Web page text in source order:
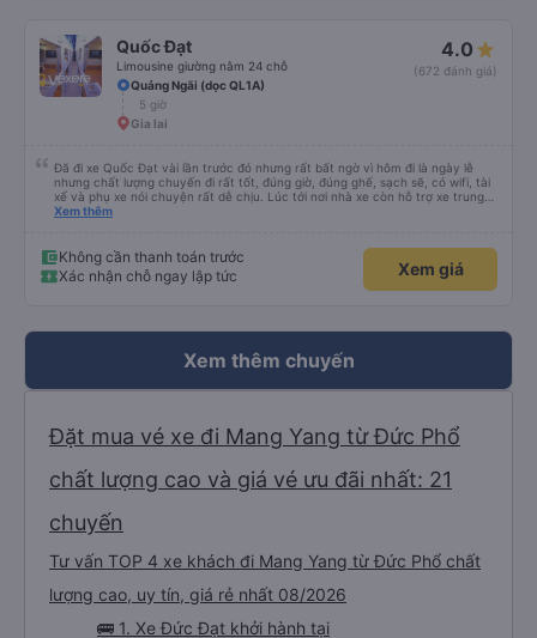
Quốc Đạt
Limousine giường nằm 24 chỗ
4.0
(672 đánh giá)
Quảng Ngãi (dọc QL1A)
5 giờ
Gia lai
Đã đi xe Quốc Đạt vài lần trước đó nhưng rất bất ngờ vì hôm đi là ngày lễ
nhưng chất lượng chuyến đi rất tốt, đúng giờ, đúng ghế, sạch sẽ, có wifi, tài
xế và phụ xe nói chuyện rất dễ chịu. Lúc tới nơi nhà xe còn hỗ trợ xe trung
chuyển tới tận nhà. 10đ cho nhà xe, hy vọng nhà xe duy trì được chất lượng
Xem thêm
Không cần thanh toán trước
Xác nhận chỗ ngay lập tức
Xem giá
Xem thêm chuyến
Đặt mua vé xe đi Mang Yang từ Đức Phổ
chất lượng cao và giá vé ưu đãi nhất: 21
chuyến
Tư vấn TOP 4 xe khách đi Mang Yang từ Đức Phổ chất
lượng cao, uy tín, giá rẻ nhất 08/2026
🚌 1. Xe Đức Đạt khởi hành tại